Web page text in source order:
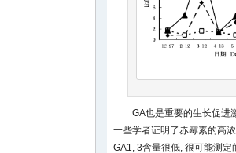
GA也是重要的生长促进
一些学者证明了赤霉素的高
GA1, 3含量很低, 很可能测